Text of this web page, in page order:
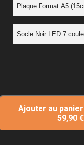
Ajouter au panier
59,90 €